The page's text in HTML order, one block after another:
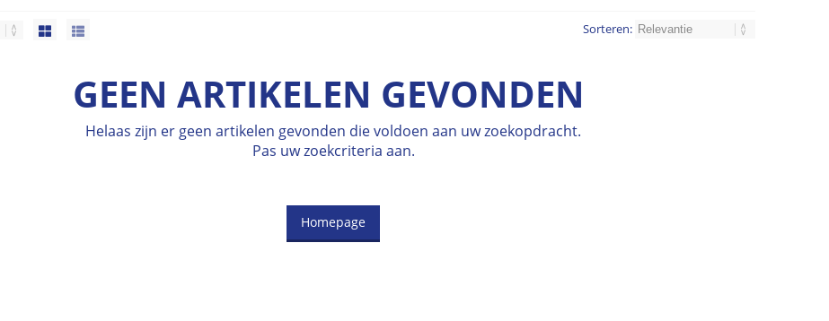
Sorteren:
GEEN ARTIKELEN GEVONDEN
Helaas zijn er geen artikelen gevonden die voldoen aan uw zoekopdracht.
Pas uw zoekcriteria aan.
Homepage